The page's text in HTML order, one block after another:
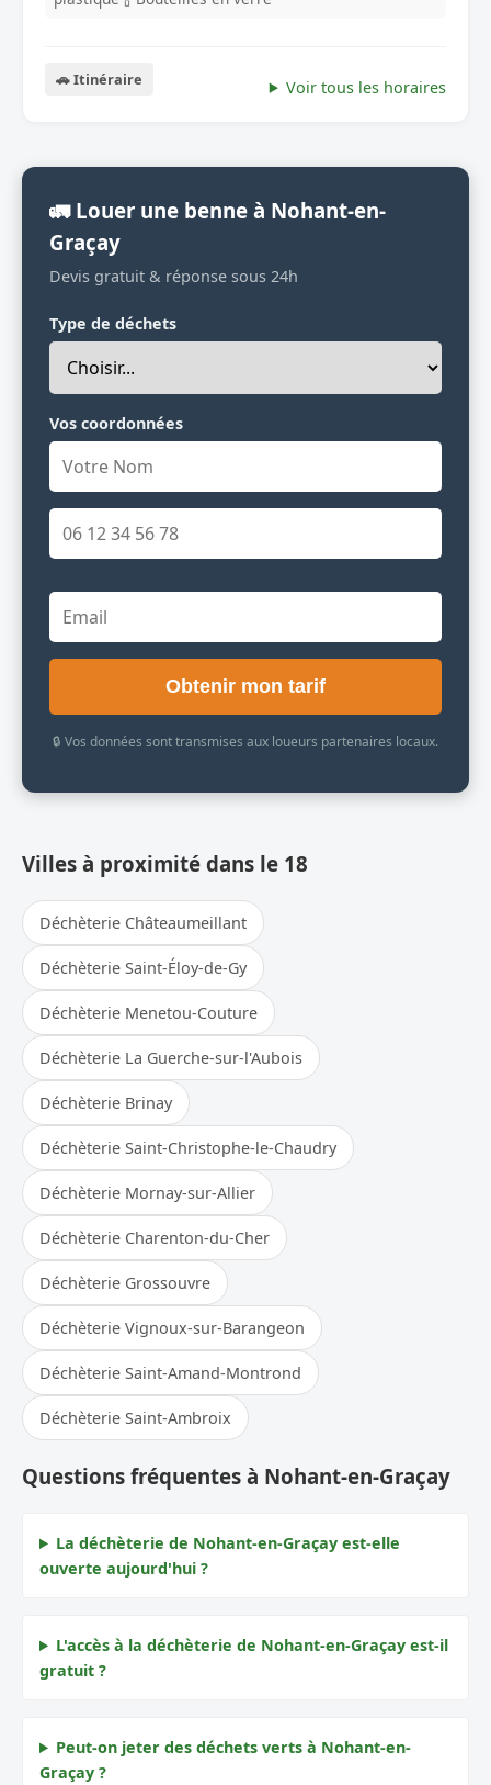
🚗 Itinéraire Voir tous les horaires
🚛 Louer une benne à Nohant-en-
Graçay
Devis gratuit & réponse sous 24h
Type de déchets
Vos coordonnées
Obtenir mon tarif
🔒 Vos données sont transmises aux loueurs partenaires locaux.
Villes à proximité dans le 18
Déchèterie Châteaumeillant
Déchèterie Saint-Éloy-de-Gy
Déchèterie Menetou-Couture
Déchèterie La Guerche-sur-l'Aubois
Déchèterie Brinay
Déchèterie Saint-Christophe-le-Chaudry
Déchèterie Mornay-sur-Allier
Déchèterie Charenton-du-Cher
Déchèterie Grossouvre
Déchèterie Vignoux-sur-Barangeon
Déchèterie Saint-Amand-Montrond
Déchèterie Saint-Ambroix
Questions fréquentes à Nohant-en-Graçay
La déchèterie de Nohant-en-Graçay est-elle
ouverte aujourd'hui ?
L'accès à la déchèterie de Nohant-en-Graçay est-il
gratuit ?
Peut-on jeter des déchets verts à Nohant-en-
Graçay ?